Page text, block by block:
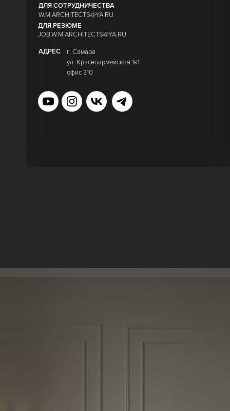
ДЛЯ СОТРУДНИЧЕСТВА
W.M.ARCHITECTS@YA.RU
ДЛЯ РЕЗЮМЕ
JOB.W.M.ARCHITECTS@YA.RU
АДРЕС
г. Самара
ул. Красноармейская 1к1
офис 310